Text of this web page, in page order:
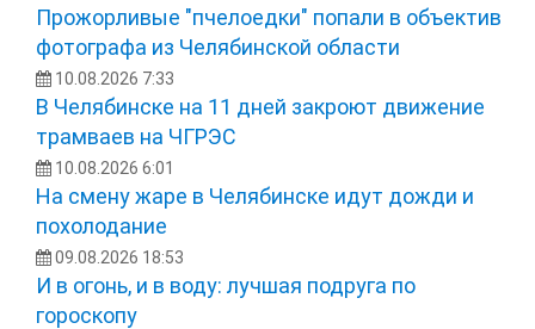
Прожорливые "пчелоедки" попали в объектив
фотографа из Челябинской области
10.08.2026 7:33
В Челябинске на 11 дней закроют движение
трамваев на ЧГРЭС
10.08.2026 6:01
На смену жаре в Челябинске идут дожди и
похолодание
09.08.2026 18:53
И в огонь, и в воду: лучшая подруга по
гороскопу